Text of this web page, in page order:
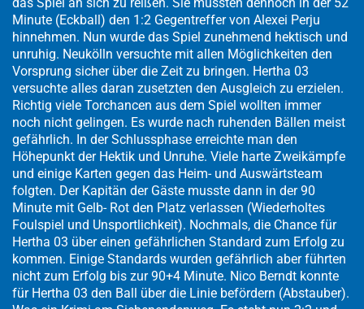
Minute (Eckball) den 1:2 Gegentreffer von Alexei Perju
hinnehmen. Nun wurde das Spiel zunehmend hektisch und
unruhig. Neukölln versuchte mit allen Möglichkeiten den
Vorsprung sicher über die Zeit zu bringen. Hertha 03
versuchte alles daran zusetzten den Ausgleich zu erzielen.
Richtig viele Torchancen aus dem Spiel wollten immer
noch nicht gelingen. Es wurde nach ruhenden Bällen meist
gefährlich. In der Schlussphase erreichte man den
Höhepunkt der Hektik und Unruhe. Viele harte Zweikämpfe
und einige Karten gegen das Heim- und Auswärtsteam
folgten. Der Kapitän der Gäste musste dann in der 90
Minute mit Gelb- Rot den Platz verlassen (Wiederholtes
Foulspiel und Unsportlichkeit). Nochmals, die Chance für
Hertha 03 über einen gefährlichen Standard zum Erfolg zu
kommen. Einige Standards wurden gefährlich aber führten
nicht zum Erfolg bis zur 90+4 Minute. Nico Berndt konnte
für Hertha 03 den Ball über die Linie befördern (Abstauber).